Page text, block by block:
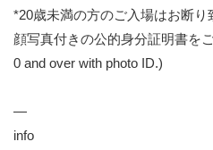
*20歳未満の方のご入場はお断り
顔写真付きの公的身分証明書を
0 and over with photo ID.)
—
info